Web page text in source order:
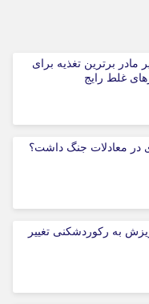
برترین تغذیه برای
غلط رایج
چه تاثیری در معادلات جنگ داشت؟
به رکوردشکنی تغییر